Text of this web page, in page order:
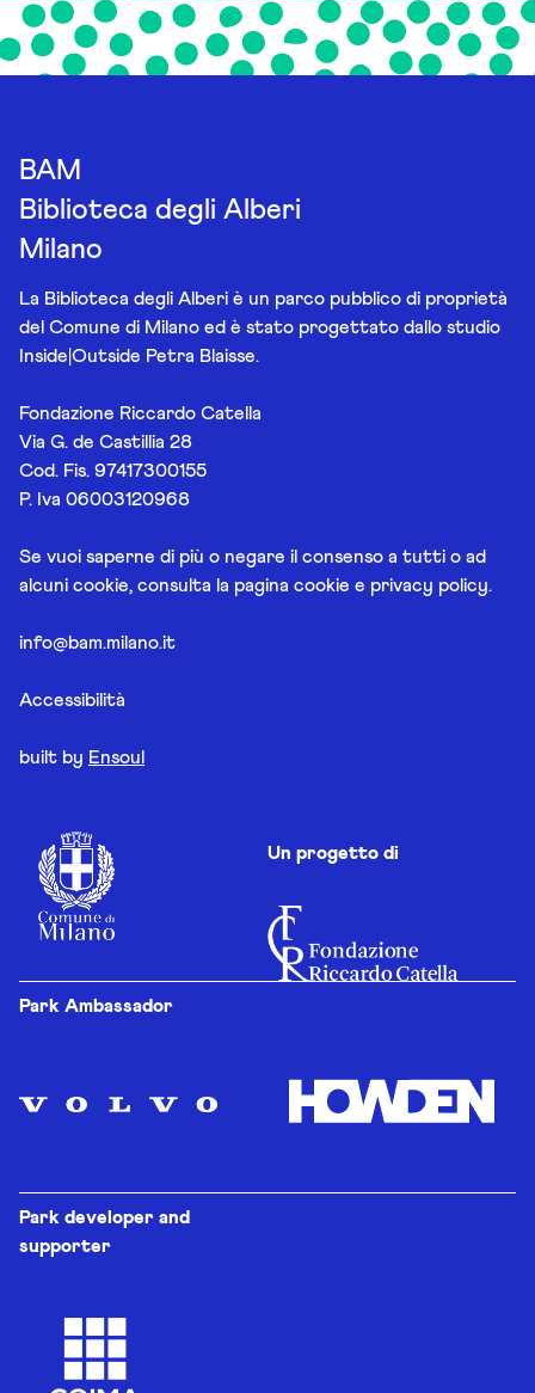
BAM
Biblioteca degli Alberi
Milano
La Biblioteca degli Alberi è un parco pubblico di proprietà
del Comune di Milano ed è stato progettato dallo studio
Inside|Outside Petra Blaisse.
Fondazione Riccardo Catella
Via G. de Castillia 28
Cod. Fis. 97417300155
P. Iva 06003120968
Se vuoi saperne di più o negare il consenso a tutti o ad
alcuni cookie, consulta la pagina cookie e privacy policy.
info@bam.milano.it
Accessibilità
built by Ensoul
Un progetto di
Park Ambassador
Park developer and
supporter